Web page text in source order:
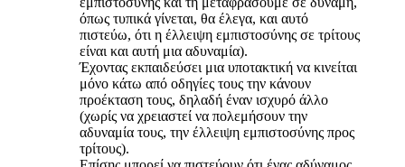
όπως τυπικά γίνεται, θα έλεγα, και αυτό
πιστεύω, ότι η έλλειψη εμπιστοσύνης σε τρίτους
είναι και αυτή μια αδυναμία).
Έχοντας εκπαιδεύσει μια υποτακτική να κινείται
μόνο κάτω από οδηγίες τους την κάνουν
προέκταση τους, δηλαδή έναν ισχυρό άλλο
(χωρίς να χρειαστεί να πολεμήσουν την
αδυναμία τους, την έλλειψη εμπιστοσύνης προς
τρίτους).